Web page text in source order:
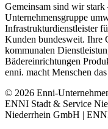
Gemeinsam sind wir
Unternehmensgruppe
Infrastrukturdienstleister
Kunden bundesweit. Ihre
kommunalen
Bädereinrichtungen
enni. macht Menschen
© 2026 Enni-
ENNI Stadt & Service
Niederrhein GmbH |